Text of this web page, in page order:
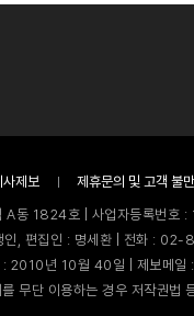
사제보 제휴문의 및 고객 불
A동 1824호 | 사업자등록번
인, 편집인 : 명세환 | 전화 :
: 2010년 10월 40일 | 제보메
무단 이용하는 경우 저작권법